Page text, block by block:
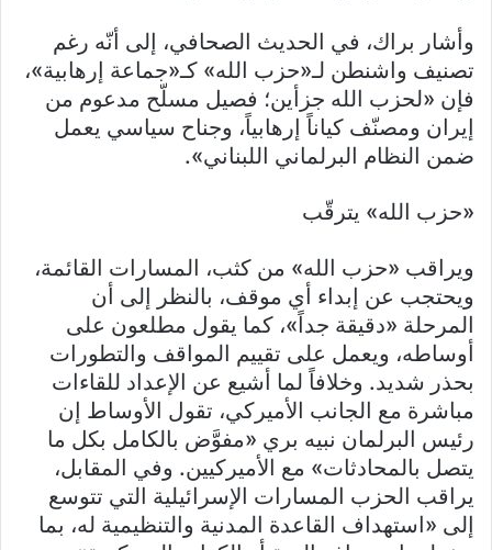
وأشار براك، في الحديث الصحافي، إلى أنّه رغم
تصنيف واشنطن لـ«حزب الله» كـ«جماعة إرهابية»،
فإن «لحزب الله جزأين؛ فصيل مسلّح مدعوم من
إيران ومصنّف كياناً إرهابياً، وجناح سياسي يعمل
ضمن النظام البرلماني اللبناني».
«حزب الله» يترقّب
ويراقب «حزب الله» من كثب، المسارات القائمة،
ويحتجب عن إبداء أي موقف، بالنظر إلى أن
المرحلة «دقيقة جداً»، كما يقول مطلعون على
أوساطه، ويعمل على تقييم المواقف والتطورات
بحذر شديد. وخلافاً لما أشيع عن الإعداد للقاءات
مباشرة مع الجانب الأميركي، تقول الأوساط إن
رئيس البرلمان نبيه بري «مفوَّض بالكامل بكل ما
يتصل بالمحادثات» مع الأميركيين. وفي المقابل،
يراقب الحزب المسارات الإسرائيلية التي تتوسع
إلى «استهداف القاعدة المدنية والتنظيمية له، بما